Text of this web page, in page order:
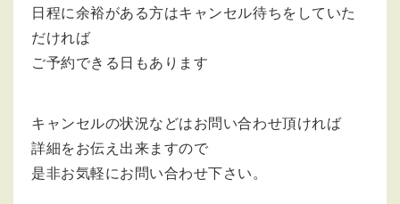
日程に余裕がある方はキャンセル待ちをしていた
だければ
ご予約できる日もあります
キャンセルの状況などはお問い合わせ頂ければ
詳細をお伝え出来ますので
是非お気軽にお問い合わせ下さい。